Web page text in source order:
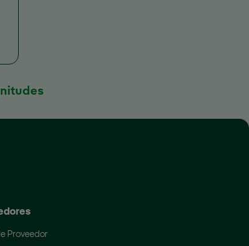
Proveedor